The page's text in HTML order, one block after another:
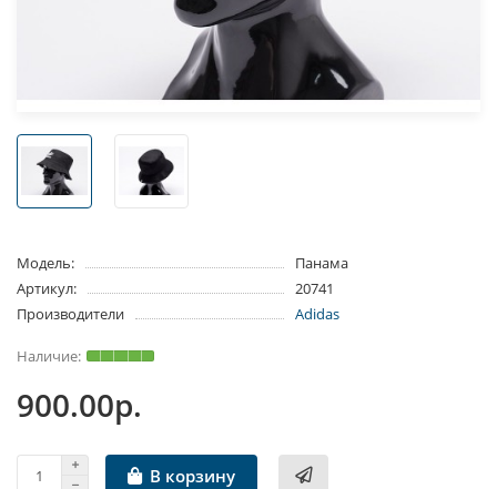
Модель:
Панама
Артикул:
20741
Производители
Adidas
900.00р.
В корзину